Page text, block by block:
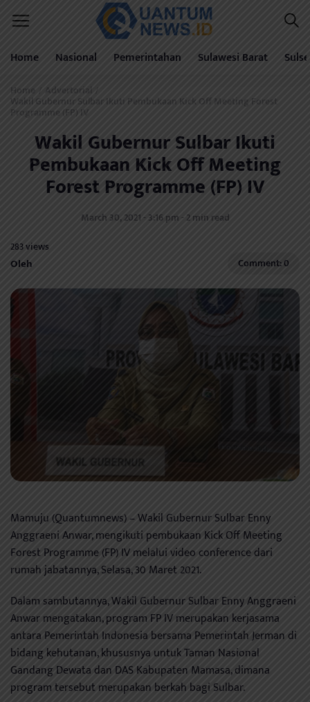
Home Nasional Pemerintahan Sulawesi Barat
Home / Advertorial /
Wakil Gubernur Sulbar Ikuti Pembukaan Kick Off Meeting Forest
Programme (FP) IV
Wakil Gubernur Sulbar Ikuti
Pembukaan Kick Off Meeting
Forest Programme (FP) IV
March 30, 2021 - 3:16 pm - 2 min read
283 views
Oleh Comment: 0
Mamuju (Quantumnews) – Wakil Gubernur Sulbar Enny
Anggraeni Anwar, mengikuti pembukaan Kick Off Meeting
Forest Programme (FP) IV melalui video conference dari
rumah jabatannya, Selasa, 30 Maret 2021.
Dalam sambutannya, Wakil Gubernur Sulbar Enny Anggraeni
Anwar mengatakan, program FP IV merupakan kerjasama
antara Pemerintah Indonesia bersama Pemerintah Jerman di
bidang kehutanan, khususnya untuk Taman Nasional
Gandang Dewata dan DAS Kabupaten Mamasa, dimana
program tersebut merupakan berkah bagi Sulbar.